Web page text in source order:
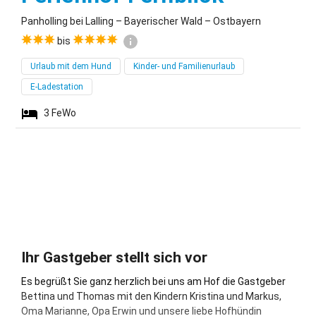
Panholling bei Lalling – Bayerischer Wald – Ostbayern
bis
Urlaub mit dem Hund Kinder- und Familienurlaub
E-Ladestation
3 FeWo
Ihr Gastgeber stellt sich vor
Es begrüßt Sie ganz herzlich bei uns am Hof die Gastgeber
Bettina und Thomas mit den Kindern Kristina und Markus,
Oma Marianne, Opa Erwin und unsere liebe Hofhündin